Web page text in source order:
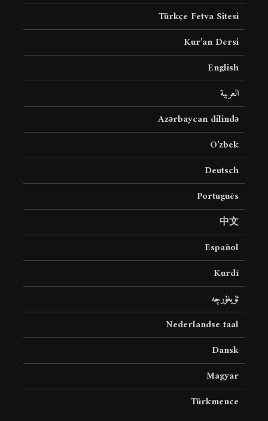
Türkçe Fetva Sitesi
Kur’an Dersi
English
العربية
Azərbaycan dilində
O’zbek
Deutsch
Português
中文
Español
Kurdî
ئۇيغۇرچە
Nederlandse taal
Dansk
Magyar
Türkmence